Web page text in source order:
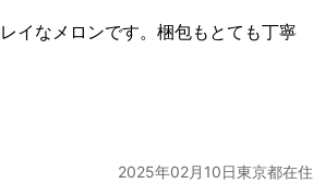
イなメロンです。梱包もとても丁寧
2025年02月10日東京都在住